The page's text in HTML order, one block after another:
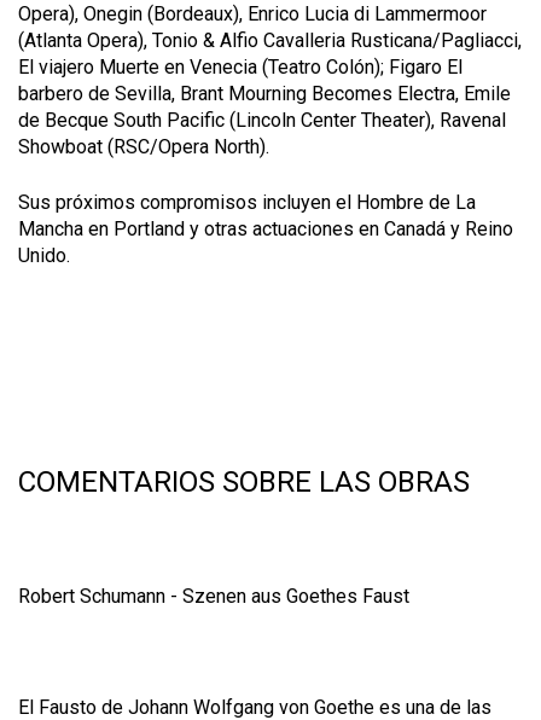
Opera), Onegin (Bordeaux), Enrico Lucia di Lammermoor
(Atlanta Opera), Tonio & Alfio Cavalleria Rusticana/Pagliacci,
El viajero Muerte en Venecia (Teatro Colón); Figaro El
barbero de Sevilla, Brant Mourning Becomes Electra, Emile
de Becque South Pacific (Lincoln Center Theater), Ravenal
Showboat (RSC/Opera North).
Sus próximos compromisos incluyen el Hombre de La
Mancha en Portland y otras actuaciones en Canadá y Reino
Unido.
COMENTARIOS SOBRE LAS OBRAS
Robert Schumann - Szenen aus Goethes Faust
El Fausto de Johann Wolfgang von Goethe es una de las